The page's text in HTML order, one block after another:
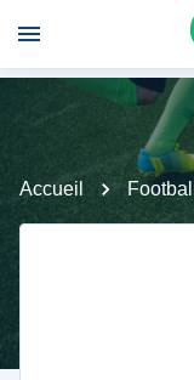
Accueil Football